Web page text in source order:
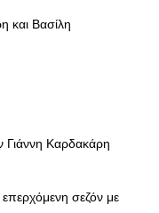
και Βασίλη
Γιάννη Καρδακάρη
σεζόν με